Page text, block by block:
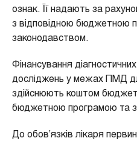
ознак. Її надають за
з відповідною бюджетною
законодавством.
Фінансування
досліджень у межах ПМД
здійснюють коштом
бюджетною програмою та
До обов’язків лікаря